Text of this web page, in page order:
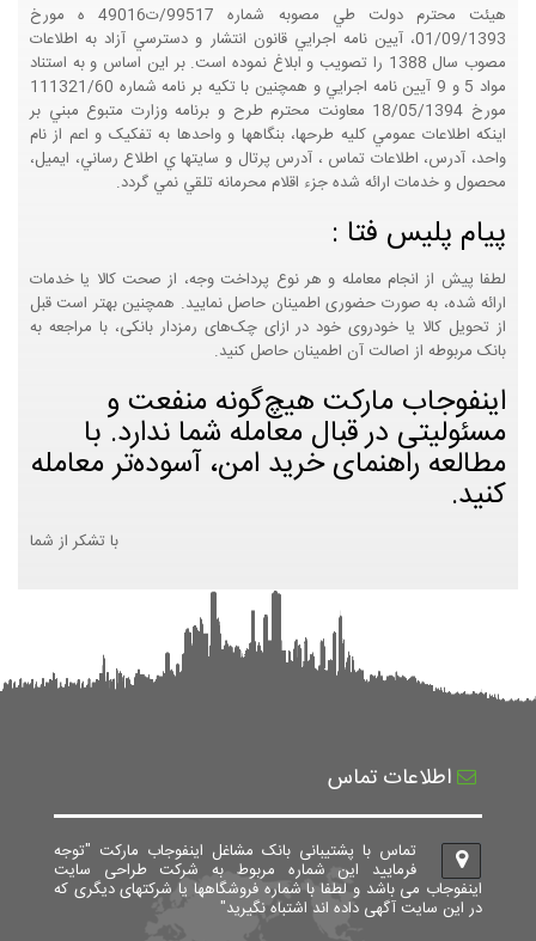
هيئت محترم دولت طي مصوبه شماره 99517/ت49016 ه مورخ
01/09/1393، آيين نامه اجرايي قانون انتشار و دسترسي آزاد به اطلاعات
مصوب سال 1388 را تصويب و ابلاغ نموده است. بر اين اساس و به استناد
مواد 5 و 9 آيين نامه اجرايي و همچنين با تکيه بر نامه شماره 111321/60
مورخ 18/05/1394 معاونت محترم طرح و برنامه وزارت متبوع مبني بر
اينکه اطلاعات عمومي کليه طرحها، بنگاهها و واحدها به تفکيک و اعم از نام
واحد، آدرس، اطلاعات تماس ، آدرس پرتال و سايتها ي اطلاع رساني، ايميل،
محصول و خدمات ارائه شده جزء اقلام محرمانه تلقي نمي گردد.
پیام پلیس فتا :
لطفا پیش از انجام معامله و هر نوع پرداخت وجه، از صحت کالا یا خدمات
ارائه شده، به صورت حضوری اطمینان حاصل نمایید. همچنین بهتر است قبل
از تحویل کالا یا خودروی خود در ازای چک‌های رمزدار بانکی، با مراجعه به
بانک مربوطه از اصالت آن اطمینان حاصل کنید.
اینفوجاب مارکت هیچ‌گونه منفعت و
مسئولیتی در قبال معامله شما ندارد. با
مطالعه راهنمای خرید امن، آسوده‌تر معامله
کنید.
با تشکر از شما
اطلاعات تماس
تماس با پشتیبانی بانک مشاغل اینفوجاب مارکت "توجه
فرمایید این شماره مربوط به شرکت طراحی سایت
اینفوجاب می باشد و لطفا با شماره فروشگاهها یا شرکتهای دیگری که
در این سایت آگهی داده اند اشتباه نگیرید"